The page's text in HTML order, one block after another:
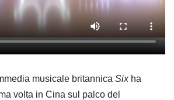
musicale britannica Six ha
volta in Cina sul palco del